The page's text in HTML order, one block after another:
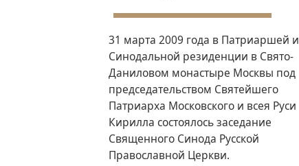
31 марта 2009 года в Патриаршей и
Синодальной резиденции в Свято-
Даниловом монастыре Москвы под
председательством Святейшего
Патриарха Московского и всея Руси
Кирилла состоялось заседание
Священного Синода Русской
Православной Церкви.